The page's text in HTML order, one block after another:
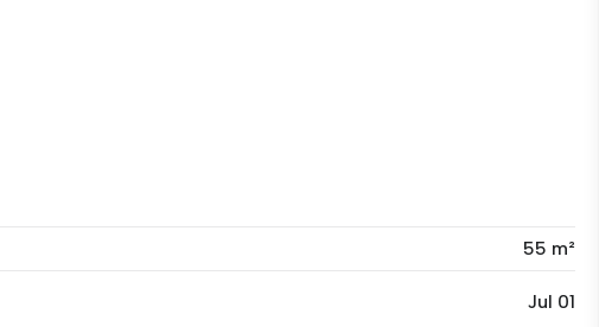
55 m²
Jul 01